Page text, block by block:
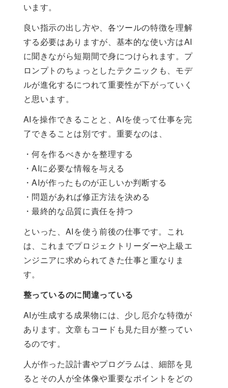
います。
良い指示の出し方や、各ツールの特徴を理解
する必要はありますが、基本的な使い方はAI
に聞きながら短期間で身につけられます。プ
ロンプトのちょっとしたテクニックも、モデ
ルが進化するにつれて重要性が下がっていく
と思います。
AIを操作できることと、AIを使って仕事を完
了できることは別です。重要なのは、
・何を作るべきかを整理する
・AIに必要な情報を与える
・AIが作ったものが正しいか判断する
・問題があれば修正方法を決める
・最終的な品質に責任を持つ
といった、AIを使う前後の仕事です。これ
は、これまでプロジェクトリーダーや上級エ
ンジニアに求められてきた仕事と重なりま
す。
整っているのに間違っている
AIが生成する成果物には、少し厄介な特徴が
あります。文章もコードも見た目が整ってい
るのです。
人が作った設計書やプログラムは、細部を見
るとその人が全体像や重要なポイントをどの